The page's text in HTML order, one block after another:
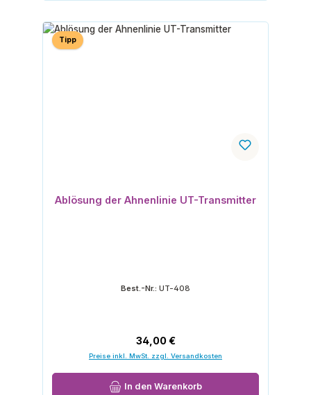
Tipp
Ablösung der Ahnenlinie UT-Transmitter
Best.-Nr.: UT-408
Regulärer Preis:
34,00 €
Preise inkl. MwSt. zzgl. Versandkosten
In den Warenkorb